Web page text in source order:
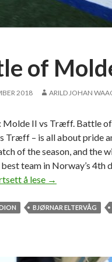
r
a
l
of
2018 ARILD JOHAN
Molde II vs Træff. Battle
Træff – is all about pride
of the season, and the
team in Norway’s 4th
å lese B
t
→
BJØRNAR ELTERVÅG